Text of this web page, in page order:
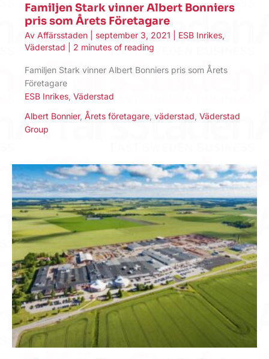
Familjen Stark vinner Albert Bonniers
pris som Årets Företagare
Av Affärsstaden september 3, 2021 ESB Inrikes,
Väderstad
2 minutes of reading
Familjen Stark vinner Albert Bonniers pris som Årets
Företagare
ESB Inrikes Väderstad
Albert Bonnier, Årets företagare, väderstad, Väderstad
Group